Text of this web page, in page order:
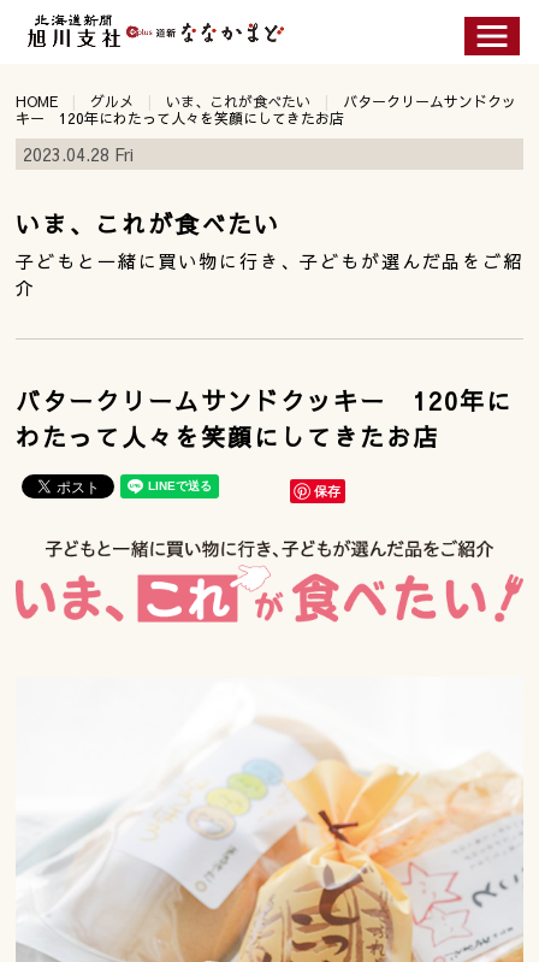
HOME グルメ いま、これが食べたい
バタークリームサンドクッ
キー 120年にわたって人々を笑顔にしてきたお店
2023.04.28 Fri
いま、これが食べたい
子どもと一緒に買い物に行き、子どもが選んだ品をご紹
介
バタークリームサンドクッキー 120年に
わたって人々を笑顔にしてきたお店
保存